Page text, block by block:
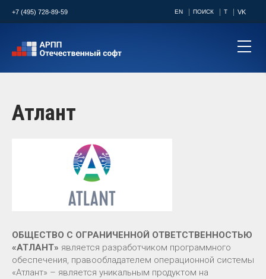
+7 (495) 728-89-59 EN ПОИСК T VK
Атлант
ОБЩЕСТВО С ОГРАНИЧЕННОЙ ОТВЕТСТВЕННОСТЬЮ
«АТЛАНТ» является разработчиком программного
обеспечения, правообладателем операционной системы
«Атлант» – является уникальным продуктом на